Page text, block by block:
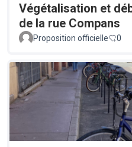
Végétalisation et
de la rue Compans
Proposition officielle 0